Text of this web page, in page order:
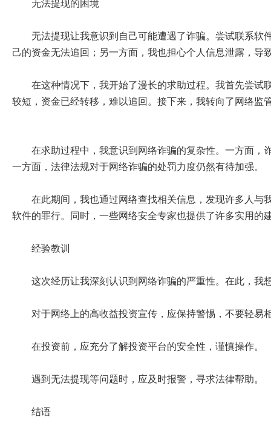
无法提现的困境
无法提现让我意识到自己可能遭遇了诈骗。尝试联系软
己的资金无法追回；另一方面，我也担心个人信息泄露，导
在这种情况下，我开始了漫长的求助过程。我首先尝试
较短，资金已经转移，难以追回。接下来，我转向了网络监
在求助过程中，我意识到网络诈骗的复杂性。一方面，
一方面，法律法规对于网络诈骗的处罚力度仍然有待加强。
在此期间，我也通过网络查找相关信息，发现许多人与
软件的罪行。同时，一些网络安全专家也提供了许多实用的
经验教训
这次经历让我深刻认识到网络诈骗的严重性。在此，我
对于网络上的高收益投资宣传，应保持警惕，不要轻易
在投资前，应充分了解投资平台的安全性，谨慎操作。
遇到无法提现等问题时，应及时报警，寻求法律帮助。
结语